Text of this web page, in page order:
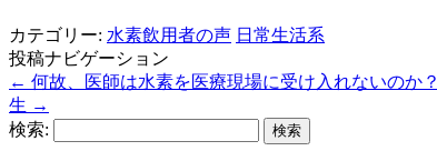
カテゴリー: 水素飲用者の声 日常生活系
投稿ナビゲーション
← 何故、医師は水素を医療現場に受け入れないのか？
生 →
検索: